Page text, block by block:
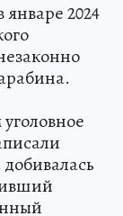
январе 2024